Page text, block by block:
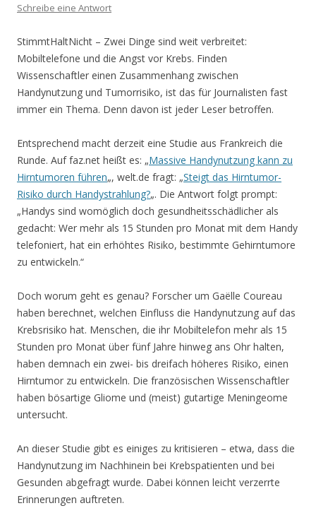
Schreibe eine Antwort
StimmtHaltNicht – Zwei Dinge sind weit verbreitet:
Mobiltelefone und die Angst vor Krebs. Finden
Wissenschaftler einen Zusammenhang zwischen
Handynutzung und Tumorrisiko, ist das für Journalisten fast
immer ein Thema. Denn davon ist jeder Leser betroffen.
Entsprechend macht derzeit eine Studie aus Frankreich die
Runde. Auf faz.net heißt es: „Massive Handynutzung kann zu
Hirntumoren führen„, welt.de fragt: „Steigt das Hirntumor-
Risiko durch Handystrahlung?„. Die Antwort folgt prompt:
„Handys sind womöglich doch gesundheitsschädlicher als
gedacht: Wer mehr als 15 Stunden pro Monat mit dem Handy
telefoniert, hat ein erhöhtes Risiko, bestimmte Gehirntumore
zu entwickeln.“
Doch worum geht es genau? Forscher um Gaëlle Coureau
haben berechnet, welchen Einfluss die Handynutzung auf das
Krebsrisiko hat. Menschen, die ihr Mobiltelefon mehr als 15
Stunden pro Monat über fünf Jahre hinweg ans Ohr halten,
haben demnach ein zwei- bis dreifach höheres Risiko, einen
Hirntumor zu entwickeln. Die französischen Wissenschaftler
haben bösartige Gliome und (meist) gutartige Meningeome
untersucht.
An dieser Studie gibt es einiges zu kritisieren – etwa, dass die
Handynutzung im Nachhinein bei Krebspatienten und bei
Gesunden abgefragt wurde. Dabei können leicht verzerrte
Erinnerungen auftreten.